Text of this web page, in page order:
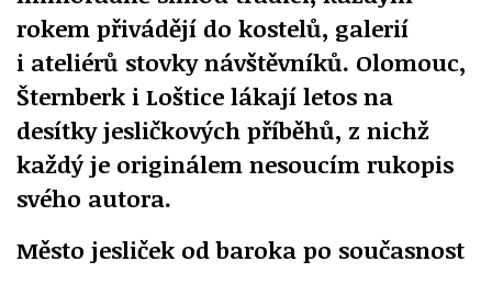
rokem přivádějí do kostelů, galerií
i ateliérů stovky návštěvníků. Olomouc,
Šternberk i Loštice lákají letos na
desítky jesličkových příběhů, z nichž
každý je originálem nesoucím rukopis
svého autora.
Město jesliček od baroka po současnost